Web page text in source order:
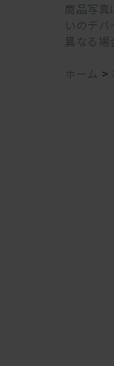
商品写真
いのデ
異なる場
ホーム >